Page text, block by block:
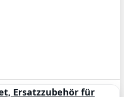
Ersatzzubehör für